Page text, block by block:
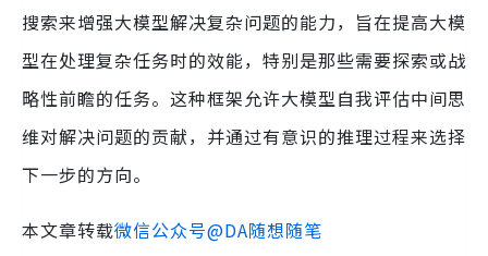
搜索来增强大模型解决复杂问题的能力，旨在提高大模
型在处理复杂任务时的效能，特别是那些需要探索或战
略性前瞻的任务。这种框架允许大模型自我评估中间思
维对解决问题的贡献，并通过有意识的推理过程来选择
下一步的方向。
本文章转载微信公众号@DA随想随笔